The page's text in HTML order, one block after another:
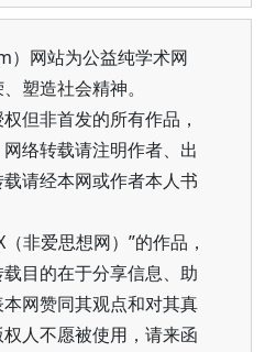
网站为公益纯学术网
塑造社会精神。
但非首发的所有作品，
络转载请注明作者、出
请经本网或作者本人书
非爱思想网）”的作品，
目的在于分享信息、助
网赞同其观点和对其真
人不愿被使用，请来函